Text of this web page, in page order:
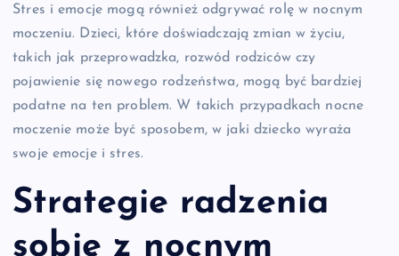
Stres i emocje mogą również odgrywać rolę w nocnym
moczeniu. Dzieci, które doświadczają zmian w życiu,
takich jak przeprowadzka, rozwód rodziców czy
pojawienie się nowego rodzeństwa, mogą być bardziej
podatne na ten problem. W takich przypadkach nocne
moczenie może być sposobem, w jaki dziecko wyraża
swoje emocje i stres.
Strategie radzenia
sobie z nocnym